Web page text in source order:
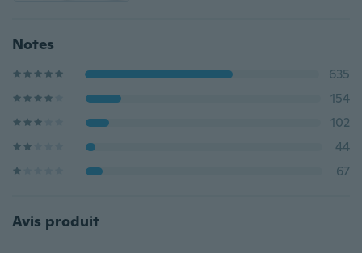
Notes
635
154
102
44
67
Avis produit